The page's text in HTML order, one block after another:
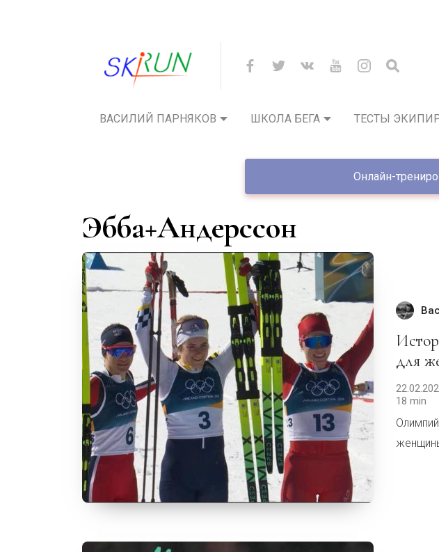
ВАСИЛИЙ ПАРНЯКОВ ШКОЛА БЕГА ТЕСТЫ
Онлайн-
Эбба+Андерссон
История! Первые Олимпийские 50км
для
18